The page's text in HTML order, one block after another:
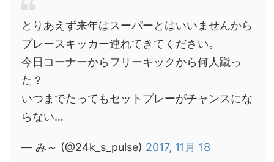
とりあえず来年はスーパーとはいいませんから
プレースキッカー連れてきてください。
今日コーナーからフリーキックから何人蹴っ
た？
いつまでたってもセットプレーがチャンスにな
らない…
— み～ (@24k_s_pulse) 2017, 11月 18